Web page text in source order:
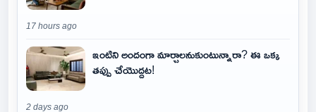
17 hours ago
ఇంటిని అందంగా మార్చాలనుకుంటున్నారా? ఈ ఒక్క
తప్పు చేయొద్దట!
2 days ago